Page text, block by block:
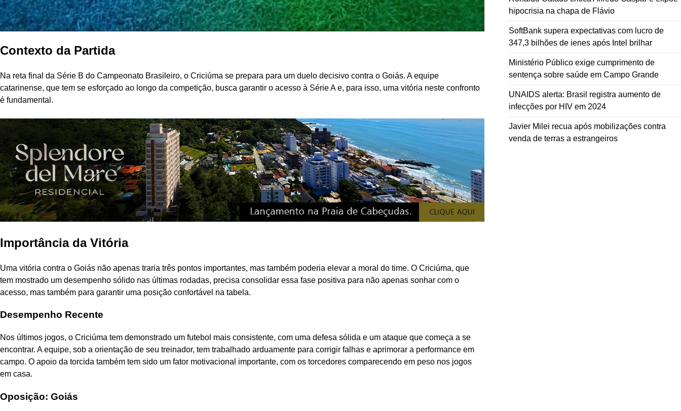
Contexto da Partida
Na reta final da Série B do Campeonato Brasileiro, o Criciúma se prepara para um duelo decisivo contra o Goiás. A equipe
catarinense, que tem se esforçado ao longo da competição, busca garantir o acesso à Série A e, para isso, uma vitória neste confronto
é fundamental.
Importância da Vitória
Uma vitória contra o Goiás não apenas traria três pontos importantes, mas também poderia elevar a moral do time. O Criciúma, que
tem mostrado um desempenho sólido nas últimas rodadas, precisa consolidar essa fase positiva para não apenas sonhar com o
acesso, mas também para garantir uma posição confortável na tabela.
Desempenho Recente
Nos últimos jogos, o Criciúma tem demonstrado um futebol mais consistente, com uma defesa sólida e um ataque que começa a se
encontrar. A equipe, sob a orientação de seu treinador, tem trabalhado arduamente para corrigir falhas e aprimorar a performance em
campo. O apoio da torcida também tem sido um fator motivacional importante, com os torcedores comparecendo em peso nos jogos
em casa.
Oposição: Goiás
hipocrisia na chapa de Flávio
SoftBank supera expectativas com lucro de
347,3 bilhões de ienes após Intel brilhar
Ministério Público exige cumprimento de
sentença sobre saúde em Campo Grande
UNAIDS alerta: Brasil registra aumento de
infecções por HIV em 2024
Javier Milei recua após mobilizações contra
venda de terras a estrangeiros